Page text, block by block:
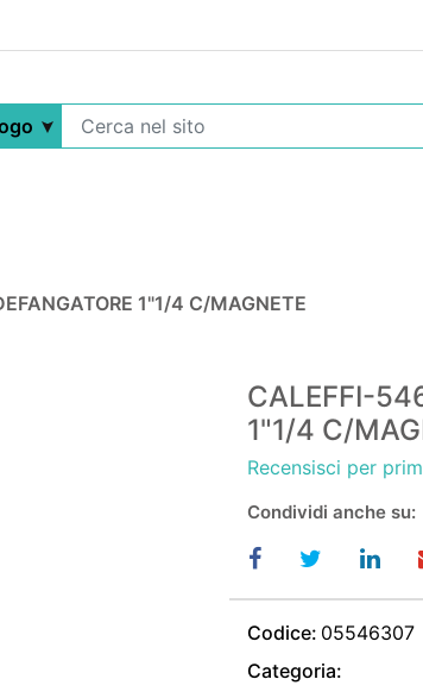
1"1/4 C/MAGNETE
CALEFFI-
1"1/4 C/
Recensisci per
Condividi anche su:
Codice: 05546307
Categoria: